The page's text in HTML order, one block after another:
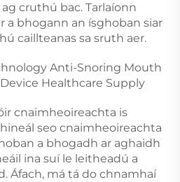
cruthú bac. Tarlaíonn
a bhogann an ísghoban siar
caillteanas sa sruth aer.
cnaimheoireachta is
seo cnaimheoireachta
a bhogadh ar aghaidh
ina suí le leitheadú a
Áfach, má tá do chnamhaí